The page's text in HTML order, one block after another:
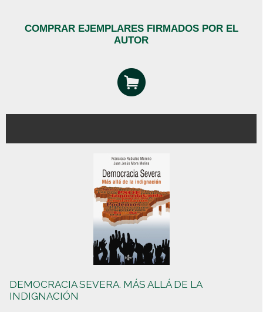
COMPRAR EJEMPLARES FIRMADOS POR EL
AUTOR
DEMOCRACIA SEVERA. MÁS ALLÁ DE LA
INDIGNACIÓN